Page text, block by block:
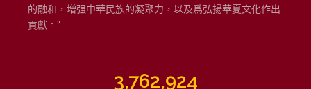
的融和，增强中華民族的凝聚力，以及爲弘揚華夏文化作出
貢獻。”
3,762,924